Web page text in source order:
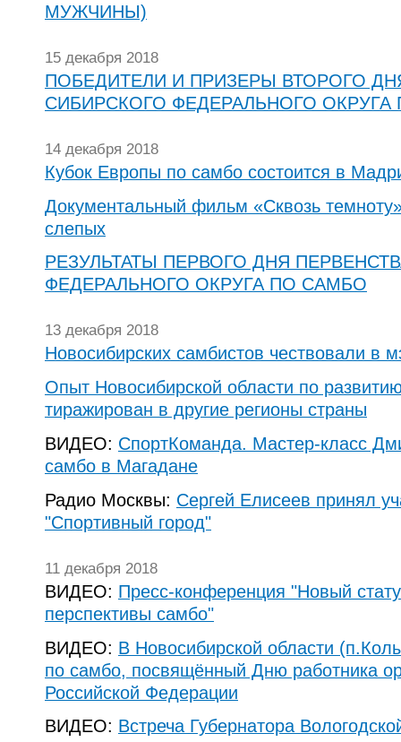
МУЖЧИНЫ)
15 декабря 2018
ПОБЕДИТЕЛИ И ПРИЗЕРЫ ВТОРОГО
СИБИРСКОГО ФЕДЕРАЛЬНОГО
14 декабря 2018
Кубок Европы по самбо состоится в
Документальный фильм «Сквозь
слепых
РЕЗУЛЬТАТЫ ПЕРВОГО ДНЯ
ФЕДЕРАЛЬНОГО ОКРУГА ПО САМБО
13 декабря 2018
Новосибирских самбистов чествовали в
Опыт Новосибирской области по
тиражирован в другие регионы страны
ВИДЕО: СпортКоманда. Мастер-класс
самбо в Магадане
Радио Москвы: Сергей Елисеев принял
"Спортивный город"
11 декабря 2018
ВИДЕО: Пресс-конференция "Новый
перспективы самбо"
ВИДЕО: В Новосибирской области
по самбо, посвящённый Дню работника
Российской Федерации
ВИДЕО: Встреча Губернатора